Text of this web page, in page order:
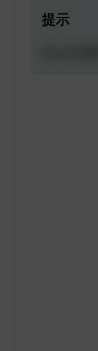
提示